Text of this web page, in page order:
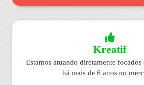
Kreatif
Estamos atuando diretamente
há mais de 6 anos no